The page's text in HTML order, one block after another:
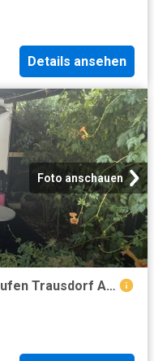
Details ansehen
Foto anschauen
Haus 3 Schlafzimmer Zu Verkaufen Trausdorf An Der Wulka AUT 260000 ES103772683